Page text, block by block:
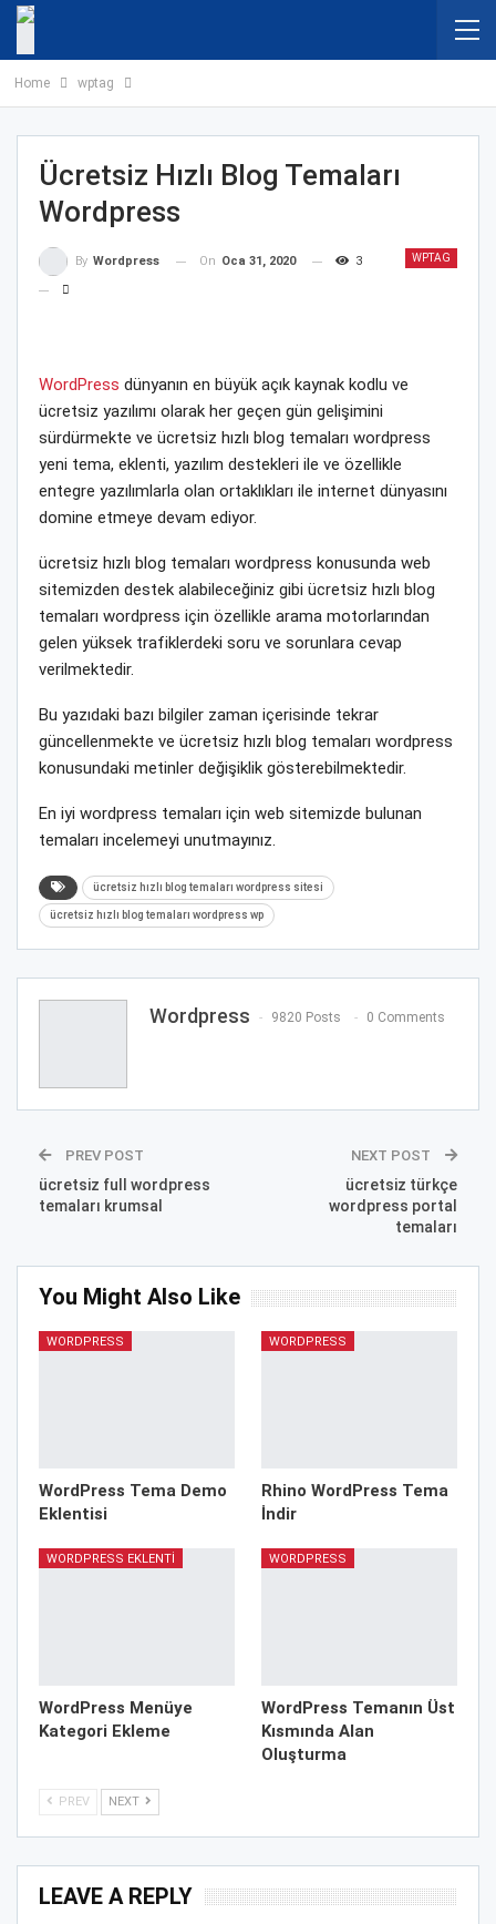
Home wptag
Ücretsiz Hızlı Blog Temaları
Wordpress
WPTAG
By Wordpress On Oca 31, 2020 3
WordPress dünyanın en büyük açık kaynak kodlu ve
ücretsiz yazılımı olarak her geçen gün gelişimini
sürdürmekte ve ücretsiz hızlı blog temaları wordpress
yeni tema, eklenti, yazılım destekleri ile ve özellikle
entegre yazılımlarla olan ortaklıkları ile internet dünyasını
domine etmeye devam ediyor.
ücretsiz hızlı blog temaları wordpress konusunda web
sitemizden destek alabileceğiniz gibi ücretsiz hızlı blog
temaları wordpress için özellikle arama motorlarından
gelen yüksek trafiklerdeki soru ve sorunlara cevap
verilmektedir.
Bu yazıdaki bazı bilgiler zaman içerisinde tekrar
güncellenmekte ve ücretsiz hızlı blog temaları wordpress
konusundaki metinler değişiklik gösterebilmektedir.
En iyi wordpress temaları için web sitemizde bulunan
temaları incelemeyi unutmayınız.
ücretsiz hızlı blog temaları wordpress sitesi
ücretsiz hızlı blog temaları wordpress wp
Wordpress 9820 Posts 0 Comments
PREV POST
ücretsiz full wordpress
temaları krumsal
NEXT POST
ücretsiz türkçe
wordpress portal
temaları
You Might Also Like
WORDPRESS
WordPress Tema Demo
Eklentisi
WORDPRESS
Rhino WordPress Tema
İndir
WORDPRESS EKLENTI
WordPress Menüye
Kategori Ekleme
WORDPRESS
WordPress Temanın Üst
Kısmında Alan
Oluşturma
PREV NEXT
LEAVE A REPLY